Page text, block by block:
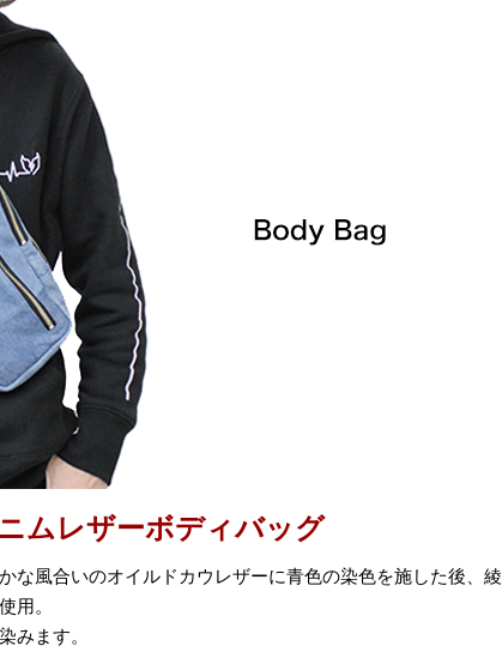
ムレザーボディバッグ
な風合いのオイルドカウレザーに青色の染色を施した後、綾
用。
みます。